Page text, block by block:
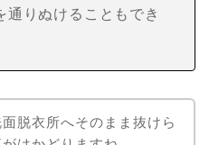
通りぬけることもでき
脱衣所へそのまま抜けら